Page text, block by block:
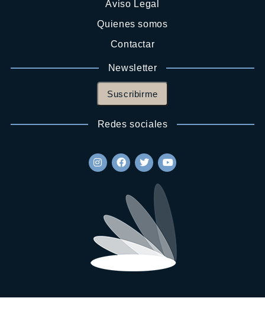
Aviso Legal
Quienes somos
Contactar
Newsletter
Suscribirme
Redes sociales